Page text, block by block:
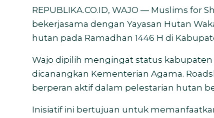
REPUBLIKA.CO.ID, WAJO — Muslims for
bekerjasama dengan Yayasan Hutan
hutan pada Ramadhan 1446 H di
Wajo dipilih mengingat status
dicanangkan Kementerian Agama.
berperan aktif dalam pelestarian hutan
Inisiatif ini bertujuan untuk